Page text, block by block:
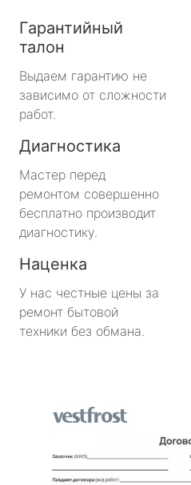
Гарантийный
талон
Выдаем гарантию не
зависимо от сложности
работ.
Диагностика
Мастер перед
ремонтом совершенно
бесплатно производит
диагностику.
Наценка
У нас честные цены за
ремонт бытовой
техники без обмана.